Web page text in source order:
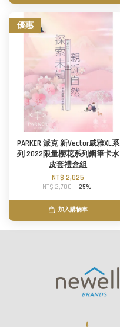
優惠
PARKER 派克 新Vector威雅XL系
列 2022限量櫻花系列鋼筆卡水
皮套禮盒組
NT$ 2,025
NT$ 2,700 -25%
加入購物車